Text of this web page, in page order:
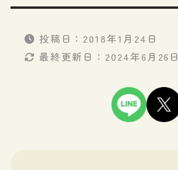
投稿日： 2018年1月24日
最終更新日： 2024年6月26日